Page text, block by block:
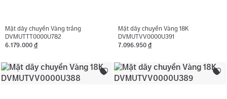
Mặt dây chuyền Vàng trắng
DVMUTTT0000U782
6.179.000 đ
Mặt dây chuyền Vàng 18K
DVMUTVV0000U391
7.096.950 đ